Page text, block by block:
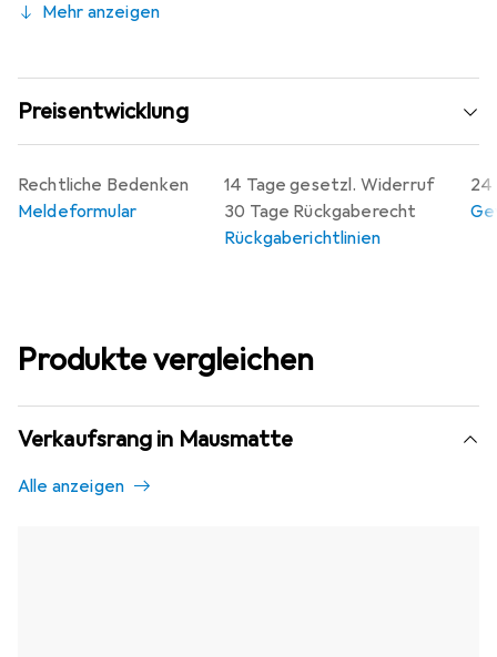
Mehr anzeigen
Preisentwicklung
14 Tage gesetzl. Widerruf
30 Tage Rückgaberecht
Rückgaberichtlinien
24
Rechtliche Bedenken
Meldeformular
Produkte vergleichen
Verkaufsrang in Mausmatte
Alle anzeigen